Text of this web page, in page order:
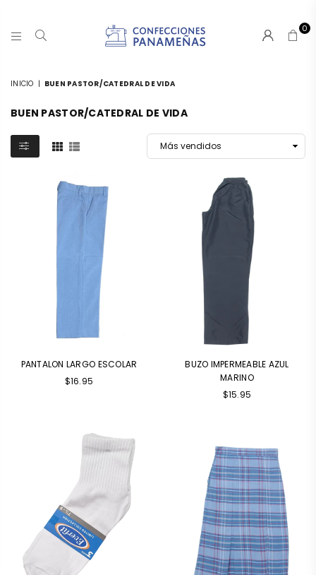
0
INICIO | BUEN PASTOR/CATEDRAL DE VIDA
BUEN PASTOR/CATEDRAL DE VIDA
PANTALON LARGO ESCOLAR
$16.95
BUZO IMPERMEABLE AZUL
MARINO
$15.95